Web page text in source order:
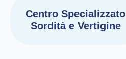
Centro Specializzato
Sordità e Vertigine